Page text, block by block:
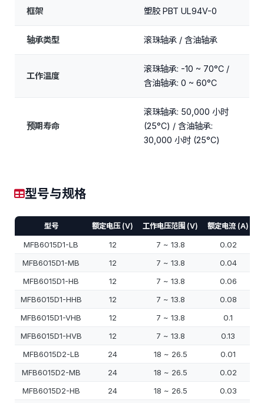
框架 塑胶 PBT UL94V-0
轴承类型 滚珠轴承 / 含油轴承
工作温度
滚珠轴承: -10 ~ 70°C /
含油轴承: 0 ~ 60°C
预期寿命
滚珠轴承: 50,000 小时
(25°C) / 含油轴承:
30,000 小时 (25°C)
型号与规格
型号 额定电压 (V) 工作电压范围 (V) 额定电流 (A)
MFB6015D1-LB 12 7 ~ 13.8
0.02
MFB6015D1-MB
12 7 ~ 13.8
0.04
MFB6015D1-HB
12 7 ~ 13.8
0.06
MFB6015D1-HHB
12 7 ~ 13.8
0.08
MFB6015D1-VHB
12 7 ~ 13.8
0.1
MFB6015D1-HVB
12 7 ~ 13.8
0.13
MFB6015D2-LB
24 18 ~ 26.5
0.01
MFB6015D2-MB
24 18 ~ 26.5
0.02
MFB6015D2-HB
24 18 ~ 26.5 0.03